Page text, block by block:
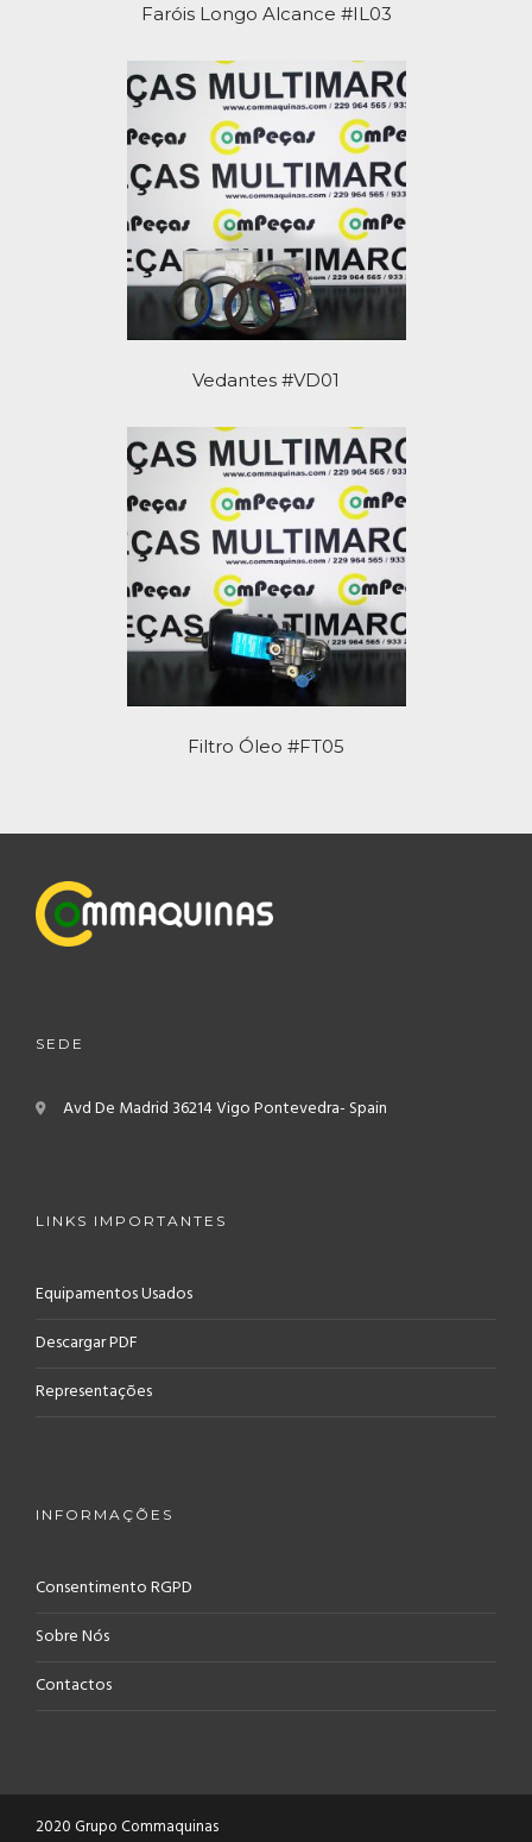
Faróis Longo Alcance #IL03
Vedantes #VD01
Filtro Óleo #FT05
SEDE
Avd De Madrid 36214 VigoPontevedra- Spain
LINKS IMPORTANTES
Equipamentos Usados
Descargar PDF
Representações
INFORMAÇÕES
Consentimento RGPD
Sobre Nós
Contactos
2020 Grupo Commaquinas